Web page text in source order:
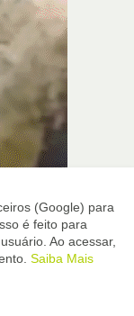
(Google) para
é feito para
Ao acessar,
Saiba Mais